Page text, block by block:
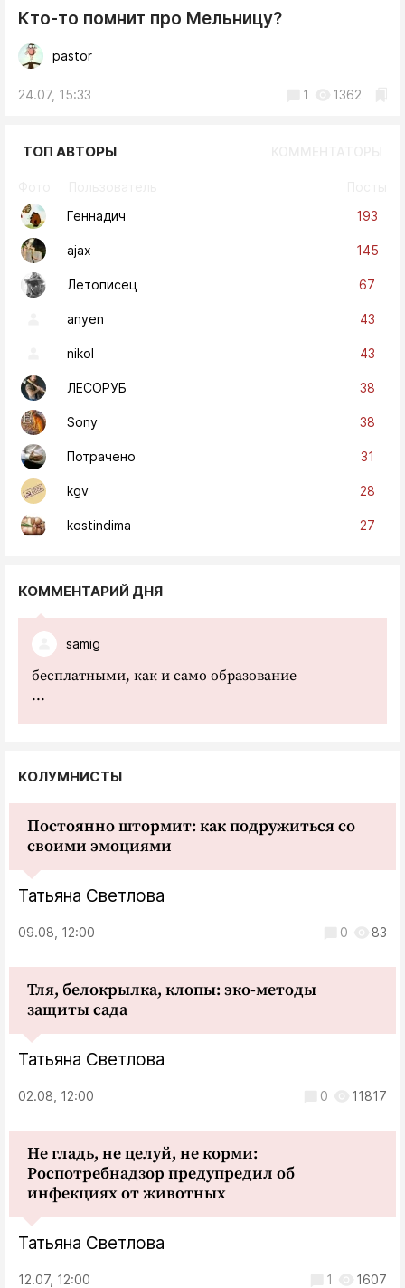
Кто-то помнит про Мельницу?
pastor
24.07, 15:33 1 1362
ТОП АВТОРЫ
Геннадич
193
ajax 145
Летописец 67
anyen 43
nikol 43
ЛЕСОРУБ 38
Sony 38
Потрачено 31
kgv 28
kostindima 27
КОММЕНТАРИЙ ДНЯ
samig
бесплатными, как и само образование
...
КОЛУМНИСТЫ
Постоянно штормит: как подружиться со
своими эмоциями
Татьяна Светлова
09.08, 12:00 0 83
Тля, белокрылка, клопы: эко-методы
защиты сада
Татьяна Светлова
02.08, 12:00 0 11817
Не гладь, не целуй, не корми:
Роспотребнадзор предупредил об
инфекциях от животных
Татьяна Светлова
12.07, 12:00 1 1607